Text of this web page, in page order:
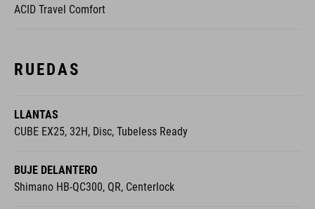
ACID Travel Comfort
RUEDAS
LLANTAS
CUBE EX25, 32H, Disc, Tubeless Ready
BUJE DELANTERO
Shimano HB-QC300, QR, Centerlock